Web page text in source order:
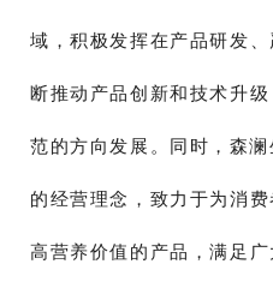
域，积极发挥在产品研发
断推动产品创新和技术升
范的方向发展。同时，森
的经营理念，致力于为消
高营养价值的产品，满足